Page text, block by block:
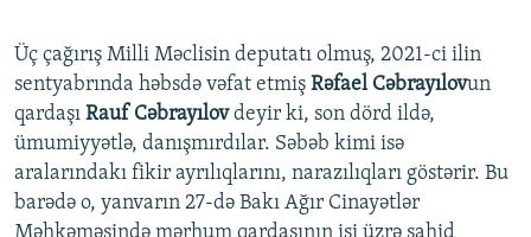
Üç çağırış Milli Məclisin deputatı olmuş, 2021-ci ilin
sentyabrında həbsdə vəfat etmiş Rəfael Cəbrayılovun
qardaşı Rauf Cəbrayılovdeyir ki, son dörd ildə,
ümumiyyətlə, danışmırdılar. Səbəb kimi isə
aralarındakı fikir ayrılıqlarını, narazılıqları göstərir. Bu
barədə o, yanvarın 27-də Bakı Ağır Cinayətlər